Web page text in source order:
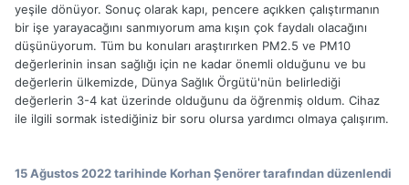
yeşile dönüyor. Sonuç olarak kapı, pencere açıkken çalıştırmanın
bir işe yarayacağını sanmıyorum ama kışın çok faydalı olacağını
düşünüyorum. Tüm bu konuları araştırırken PM2.5 ve PM10
değerlerinin insan sağlığı için ne kadar önemli olduğunu ve bu
değerlerin ülkemizde, Dünya Sağlık Örgütü'nün belirlediği
değerlerin 3-4 kat üzerinde olduğunu da öğrenmiş oldum. Cihaz
ile ilgili sormak istediğiniz bir soru olursa yardımcı olmaya çalışırım.
15 Ağustos 2022tarihinde Korhan Şenörer tarafından düzenlendi